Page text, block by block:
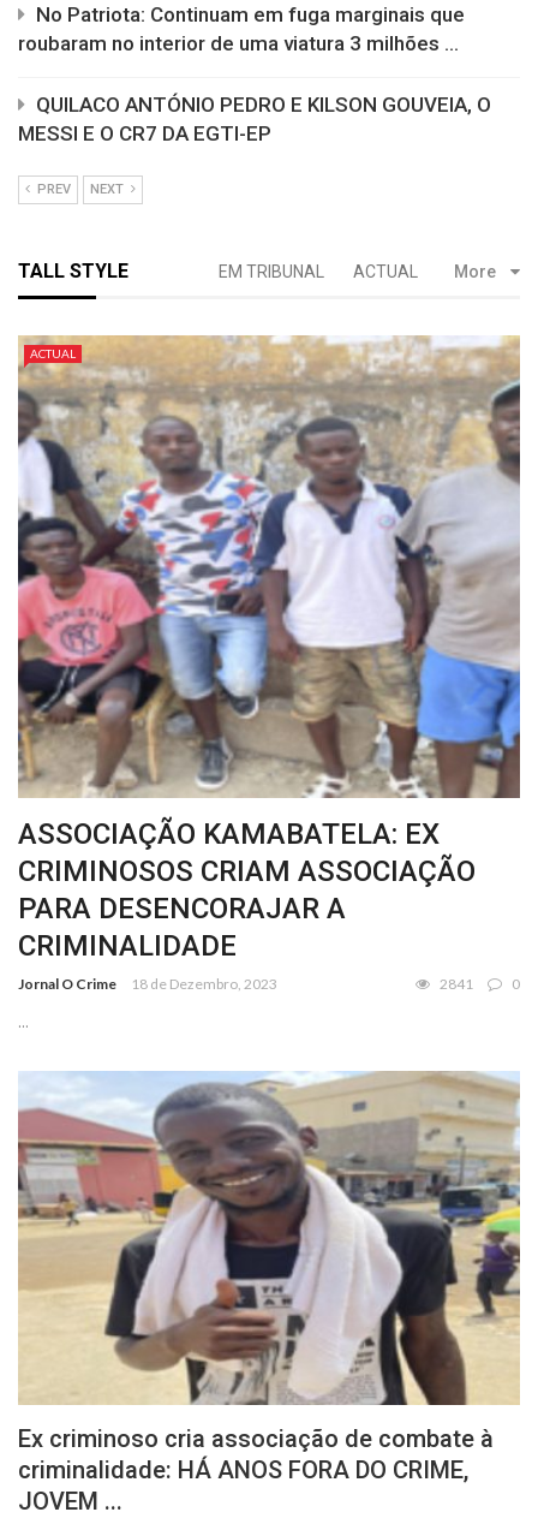
No Patriota: Continuam em fuga marginais que
roubaram no interior de uma viatura 3 milhões ...
QUILACO ANTÓNIO PEDRO E KILSON GOUVEIA, O
MESSI E O CR7 DA EGTI-EP
PREV NEXT
TALL STYLE EM TRIBUNAL ACTUAL More
ACTUAL
ASSOCIAÇÃO KAMABATELA: EX
CRIMINOSOS CRIAM ASSOCIAÇÃO
PARA DESENCORAJAR A
CRIMINALIDADE
Jornal O Crime 18 de Dezembro, 2023 2841 0
...
Ex criminoso cria associação de combate à
criminalidade: HÁ ANOS FORA DO CRIME,
JOVEM ...